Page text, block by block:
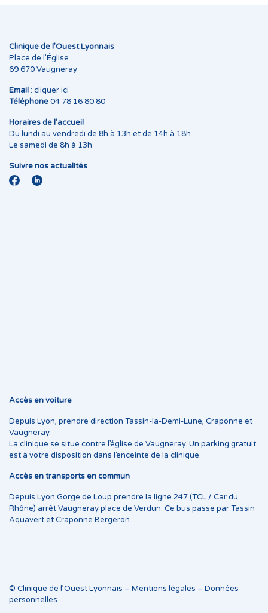
Clinique de l’Ouest Lyonnais
Place de l’Église
69 670 Vaugneray
Email : cliquer ici
Téléphone04 78 16 80 80
Horaires de l’accueil
Du lundi au vendredi de 8h à 13h et de 14h à 18h
Le samedi de 8h à 13h
Suivre nos actualités
Accès en voiture
Depuis Lyon, prendre direction Tassin-la-Demi-Lune, Craponne et
Vaugneray.
La clinique se situe contre l’église de Vaugneray. Un parking gratuit
est à votre disposition dans l’enceinte de la clinique.
Accès en transports en commun
Depuis Lyon Gorge de Loup prendre la ligne 247 (TCL / Car du
Rhône) arrêt Vaugneray place de Verdun. Ce bus passe par Tassin
Aquavert et Craponne Bergeron.
© Clinique de l’Ouest Lyonnais – Mentions légales – Données
personnelles